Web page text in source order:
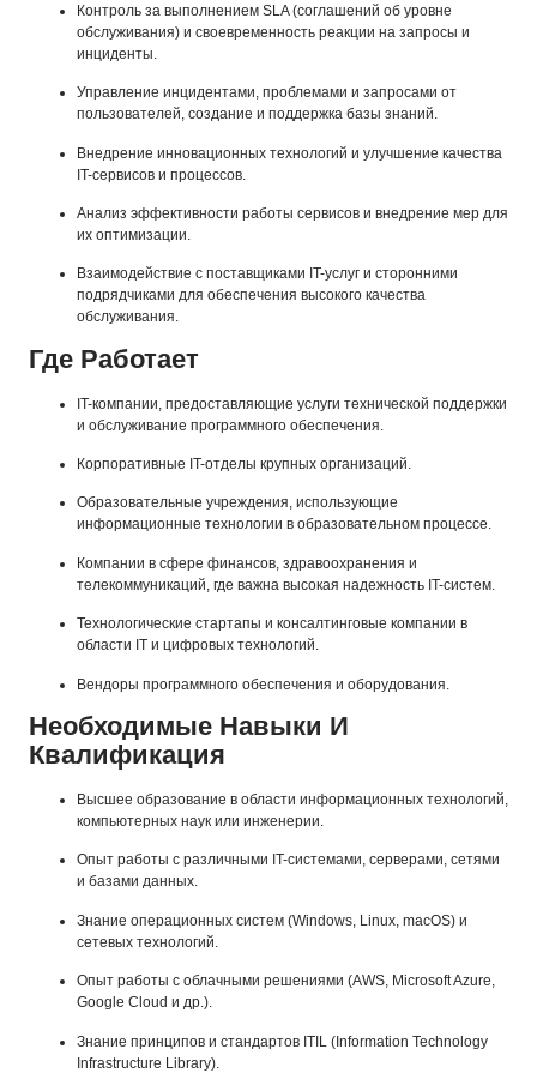
Контроль за выполнением SLA (соглашений об уровне
обслуживания) и своевременность реакции на запросы и
инциденты.
Управление инцидентами, проблемами и запросами от
пользователей, создание и поддержка базы знаний.
Внедрение инновационных технологий и улучшение качества
IT-сервисов и процессов.
Анализ эффективности работы сервисов и внедрение мер для
их оптимизации.
Взаимодействие с поставщиками IT-услуг и сторонними
подрядчиками для обеспечения высокого качества
обслуживания.
Где Работает
IT-компании, предоставляющие услуги технической поддержки
и обслуживание программного обеспечения.
Корпоративные IT-отделы крупных организаций.
Образовательные учреждения, использующие
информационные технологии в образовательном процессе.
Компании в сфере финансов, здравоохранения и
телекоммуникаций, где важна высокая надежность IT-систем.
Технологические стартапы и консалтинговые компании в
области IT и цифровых технологий.
Вендоры программного обеспечения и оборудования.
Необходимые Навыки И
Квалификация
Высшее образование в области информационных технологий,
компьютерных наук или инженерии.
Опыт работы с различными IT-системами, серверами, сетями
и базами данных.
Знание операционных систем (Windows, Linux, macOS) и
сетевых технологий.
Опыт работы с облачными решениями (AWS, Microsoft Azure,
Google Cloud и др.).
Знание принципов и стандартов ITIL (Information Technology
Infrastructure Library).